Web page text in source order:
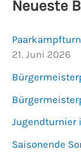
Neueste
21. Juni 2026
Jugendturnier
Saisonende